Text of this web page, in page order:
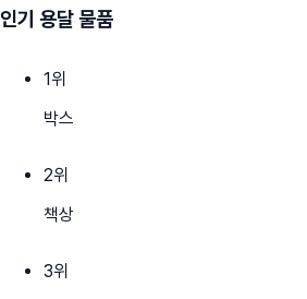
인기 용달 물품
1위
박스
2위
책상
3위